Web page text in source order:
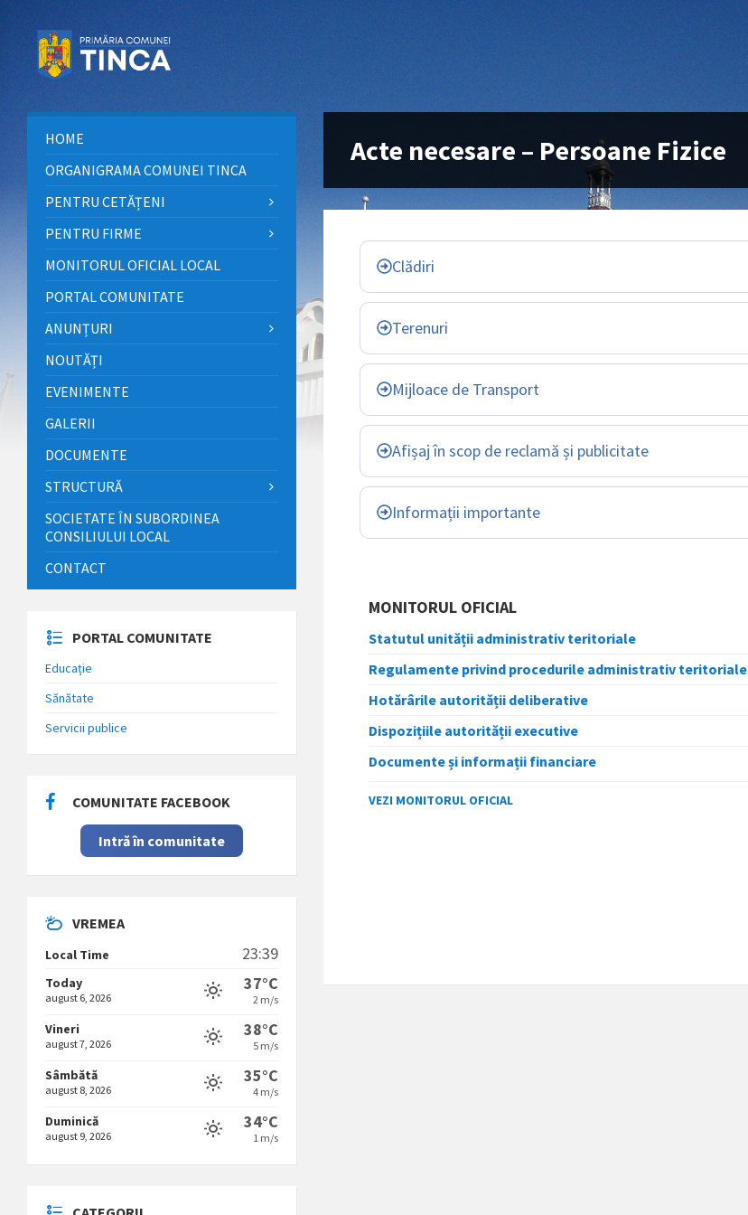
Acte necesare – Persoane Fizice
Clădiri
Terenuri
Mijloace de Transport
Afișaj în scop de reclamă și publicitate
Informații importante
MONITORUL OFICIAL
Statutul unității administrativ teritoriale
Regulamente privind procedurile administrativ teritoriale
Hotărârile autorității deliberative
Dispozițiile autorității executive
Documente și informații financiare
VEZI MONITORUL OFICIAL
HOME
ORGANIGRAMA COMUNEI TINCA
PENTRU CETĂȚENI
PENTRU FIRME
MONITORUL OFICIAL LOCAL
PORTAL COMUNITATE
ANUNȚURI
NOUTĂȚI
EVENIMENTE
GALERII
DOCUMENTE
STRUCTURĂ
SOCIETATE ÎN SUBORDINEA
CONSILIULUI LOCAL
CONTACT
PORTAL COMUNITATE
Educație
Sănătate
Servicii publice
COMUNITATE FACEBOOK
Intră în comunitate
VREMEA
Local Time 23:39
Today
august 6, 2026
37°C
2 m/s
Vineri
august 7, 2026
38°C
5 m/s
Sâmbătă
august 8, 2026
35°C
4 m/s
Duminică
august 9, 2026
34°C
1 m/s